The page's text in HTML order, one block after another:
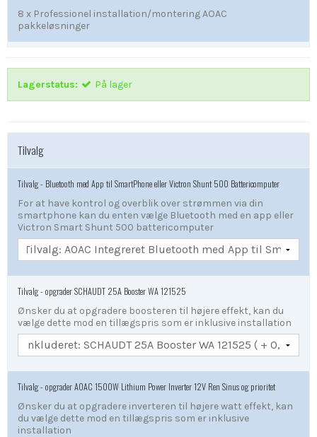
8 x Professionel installation/montering AOAC
pakkeløsninger
Lagerstatus: På lager
Tilvalg
Tilvalg - Bluetooth med App til SmartPhone eller Victron Shunt 500 Battericomputer
For at have kontrol og overblik over strømmen via din
smartphone kan du enten vælge Bluetooth med en app eller
Victron Smart Shunt 500 battericomputer
Tilvalg - opgrader SCHAUDT 25A Booster WA 121525
Ønsker du at opgradere boosteren til højere effekt, kan du
vælge dette mod en tillægspris som er inklusive installation
Tilvalg - opgrader AOAC 1500W Lithium Power Inverter 12V Ren Sinus og prioritet
Ønsker du at opgradere inverteren til højere watt effekt, kan
du vælge dette mod en tillægspris som er inklusive
installation